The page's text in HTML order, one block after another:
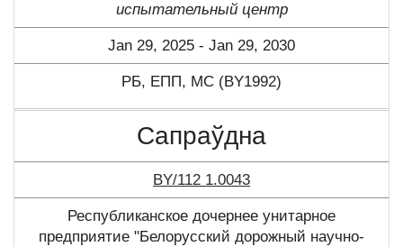
испытательный центр
Jan 29, 2025 - Jan 29, 2030
РБ, ЕПП, МС (BY1992)
Сапраўдна
BY/112 1.0043
Республиканское дочернее унитарное
предприятие "Белорусский дорожный научно-